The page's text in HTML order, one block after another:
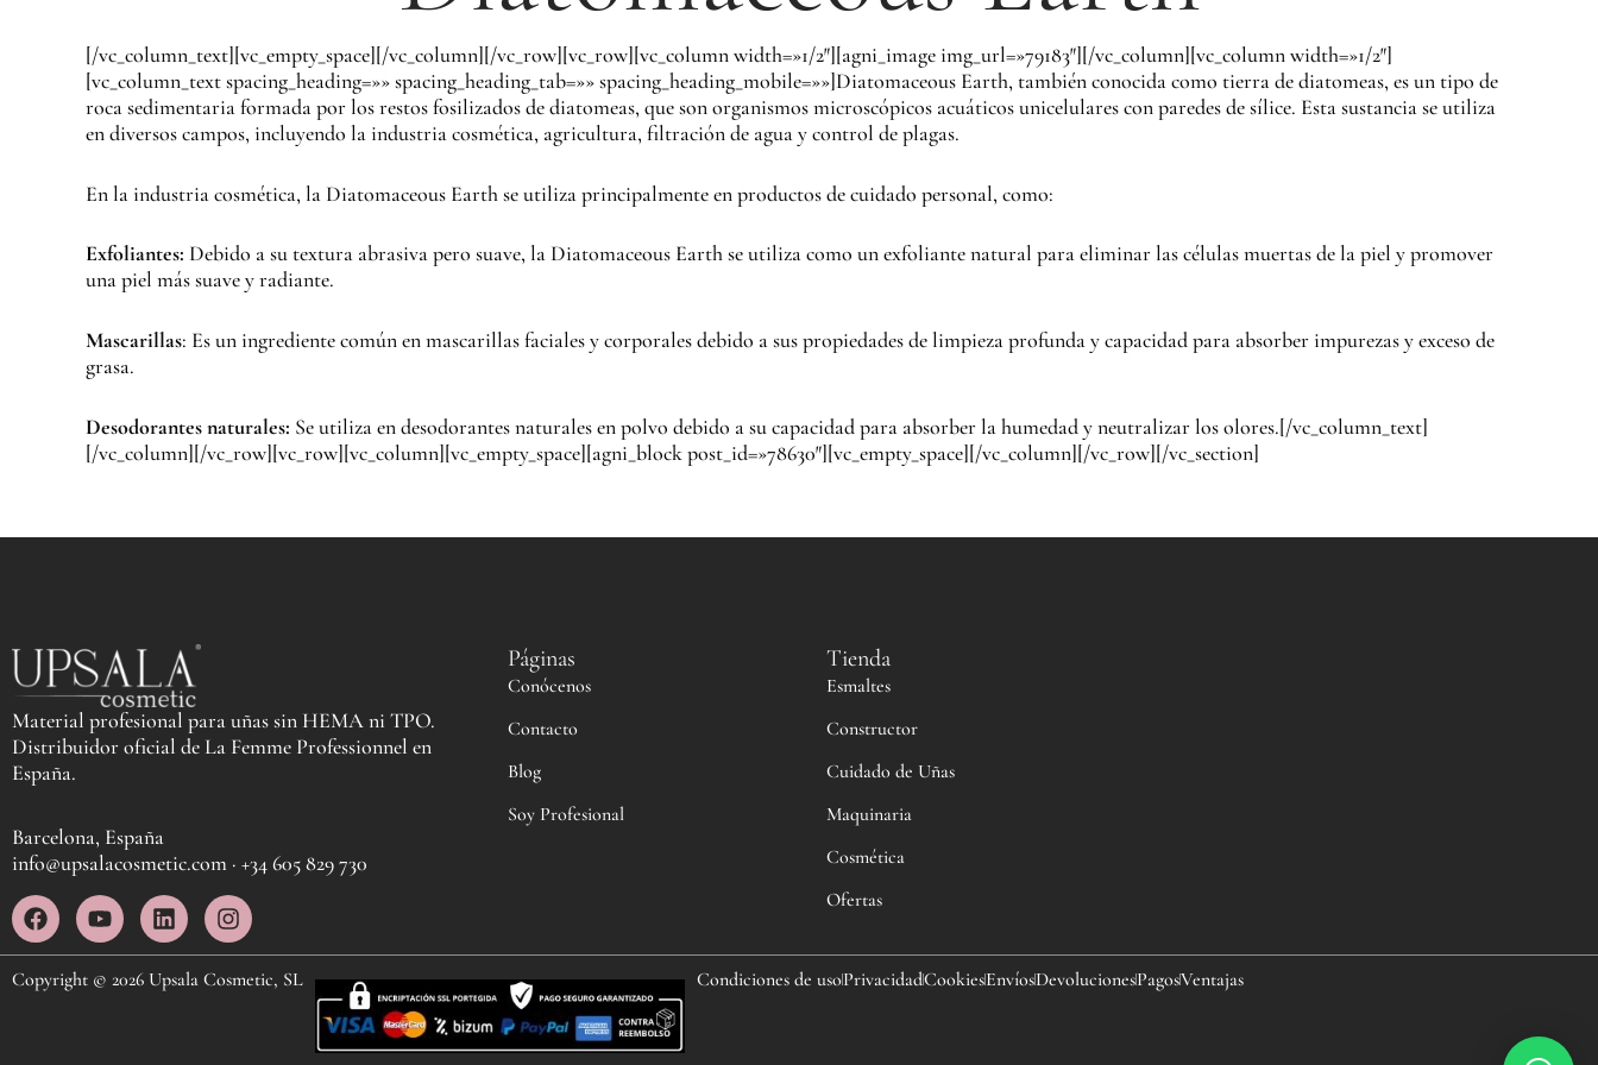
[/vc_column_text][vc_empty_space][/vc_column][/vc_row][vc_row][vc_column width=»1/2″][agni_image img_url=»79183″][/vc_column][vc_column width=»1/2″]
[vc_column_text spacing_heading=»» spacing_heading_tab=»» spacing_heading_mobile=»»]Diatomaceous Earth, también conocida como tierra de diatomeas, es un tipo de
roca sedimentaria formada por los restos fosilizados de diatomeas, que son organismos microscópicos acuáticos unicelulares con paredes de sílice. Esta sustancia se utiliza
en diversos campos, incluyendo la industria cosmética, agricultura, filtración de agua y control de plagas.
En la industria cosmética, la Diatomaceous Earth se utiliza principalmente en productos de cuidado personal, como:
Exfoliantes: Debido a su textura abrasiva pero suave, la Diatomaceous Earth se utiliza como un exfoliante natural para eliminar las células muertas de la piel y promover
una piel más suave y radiante.
Mascarillas: Es un ingrediente común en mascarillas faciales y corporales debido a sus propiedades de limpieza profunda y capacidad para absorber impurezas y exceso de
grasa.
Desodorantes naturales: Se utiliza en desodorantes naturales en polvo debido a su capacidad para absorber la humedad y neutralizar los olores.[/vc_column_text]
[/vc_column][/vc_row][vc_row][vc_column][vc_empty_space][agni_block post_id=»78630″][vc_empty_space][/vc_column][/vc_row][/vc_section]
Material profesional para uñas sin HEMA ni TPO.
Distribuidor oficial de La Femme Professionnel en
España.
Barcelona, España
info@upsalacosmetic.com · +34 605 829 730
F
a
c
e
b
Y
o
u
t
L
i
n
k
e
I
n
s
t
Páginas
Conócenos
Contacto
Blog
Soy Profesional
Tienda
Esmaltes
Constructor
Cuidado de Uñas
Maquinaria
Cosmética
Ofertas
Copyright © 2026 Upsala Cosmetic, SL Condiciones de usoPrivacidadCookiesEnvíosDevolucionesPagosVentajas